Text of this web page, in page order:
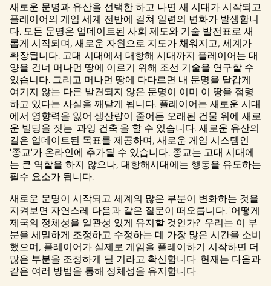
새로운 문명과 유산을 선택한 하고 나면 새 시대가 시작되고
플레이어의 게임 세계 전반에 걸쳐 일련의 변화가 발생합니
다. 모든 문명은 업데이트된 사회 제도와 기술 발전표로 새
롭게 시작되며, 새로운 자원으로 지도가 채워지고, 세계가
확장됩니다. 고대 시대에서 대항해 시대까지 플레이어는 대
양을 건너 머나먼 땅에 이르기 위해 조선 기술을 연구할 수
있습니다. 그리고 머나먼 땅에 다다르면 내 문명을 달갑게
여기지 않는 다른 발견되지 않은 문명이 이미 이 땅을 점령
하고 있다는 사실을 깨닫게 됩니다. 플레이어는 새로운 시대
에서 영향력을 잃어 생산량이 줄어든 오래된 건물 위에 새로
운 빌딩을 짓는 '과잉 건축'을 할 수 있습니다. 새로운 유산의
길은 업데이트된 목표를 제공하며, 새로운 게임 시스템인
'종교'가 온라인에 추가될 수 있습니다. 종교는 고대 시대에
는 큰 역할을 하지 않으나, 대항해시대에는 행동을 유도하는
필수 요소가 됩니다.
새로운 문명이 시작되고 세계의 많은 부분이 변화하는 것을
지켜보면 자연스레 다음과 같은 질문이 떠오릅니다. '어떻게
제국의 정체성을 일관성 있게 유지할 것인가?' 우리는 이 부
분을 세밀하게 조정하고 수정하는 데 가장 많은 시간을 소비
했으며, 플레이어가 실제로 게임을 플레이하기 시작하면 더
많은 부분을 조정하게 될 거라고 확신합니다. 현재는 다음과
같은 여러 방법을 통해 정체성을 유지합니다.